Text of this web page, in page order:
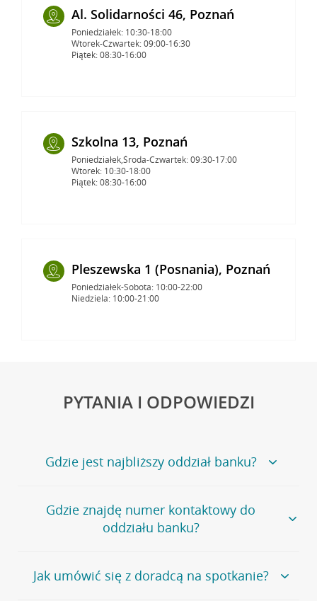
Al. Solidarności 46, Poznań
Poniedziałek: 10:30-18:00
Wtorek-Czwartek: 09:00-16:30
Piątek: 08:30-16:00
Szkolna 13, Poznań
Poniedziałek,Środa-Czwartek: 09:30-17:00
Wtorek: 10:30-18:00
Piątek: 08:30-16:00
Pleszewska 1 (Posnania), Poznań
Poniedziałek-Sobota: 10:00-22:00
Niedziela: 10:00-21:00
PYTANIA I ODPOWIEDZI
Gdzie jest najbliższy oddział banku?
Jeśli szukasz oddziału naszego banku, zapraszamy na
stronęPlacówki i bankomaty, na której znajduje się
wygodna wyszukiwarka.
oddziałów
Gdzie znajdę numer kontaktowy do
oddziału banku?
Bank Credit Agricole nie udostępnia ogólnego numeru
telefonu do placówki bankowej.
Jak umówić się z doradcą na spotkanie?